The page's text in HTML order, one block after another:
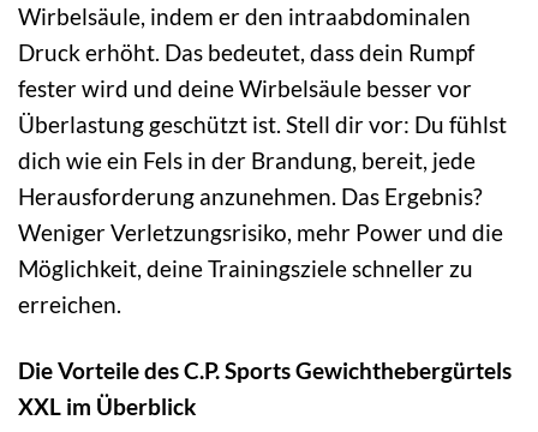
Wirbelsäule, indem er den intraabdominalen
Druck erhöht. Das bedeutet, dass dein Rumpf
fester wird und deine Wirbelsäule besser vor
Überlastung geschützt ist. Stell dir vor: Du fühlst
dich wie ein Fels in der Brandung, bereit, jede
Herausforderung anzunehmen. Das Ergebnis?
Weniger Verletzungsrisiko, mehr Power und die
Möglichkeit, deine Trainingsziele schneller zu
erreichen.
Die Vorteile des C.P. Sports Gewichthebergürtels
XXL im Überblick